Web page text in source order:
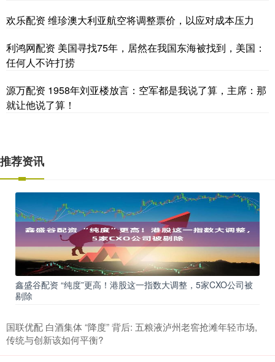
欢乐配资 维珍澳大利亚航空将调整票价，以应对成本压力
利鸿网配资 美国寻找75年，居然在我国东海被找到，美国：
任何人不许打捞
源万配资 1958年刘亚楼放言：空军都是我说了算，主席：那
就让他说了算！
推荐资讯
鑫盛谷配资 “纯度”更高！港股这一指数大调整，5家CXO公司被
剔除
国联优配 白酒集体 “降度” 背后: 五粮液泸州老窖抢滩年轻市场,
传统与创新该如何平衡?